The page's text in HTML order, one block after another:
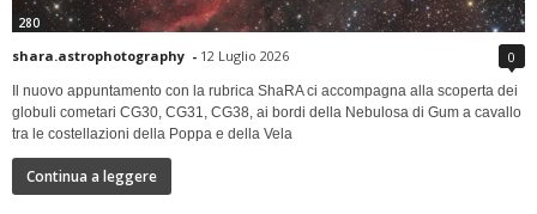
280
shara.astrophotography - 12 Luglio 2026 0
Il nuovo appuntamento con la rubrica ShaRA ci accompagna alla scoperta dei
globuli cometari CG30, CG31, CG38, ai bordi della Nebulosa di Gum a cavallo
tra le costellazioni della Poppa e della Vela
Continua a leggere